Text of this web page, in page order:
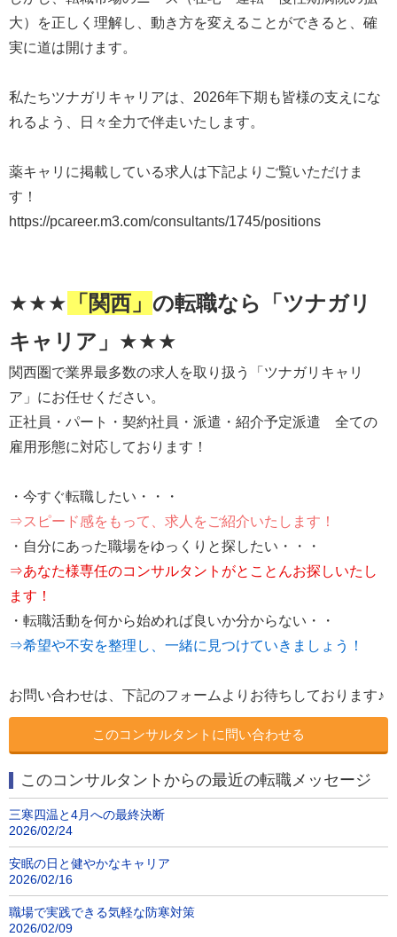
大）を正しく理解し、動き方を変えることができると、確
実に道は開けます。
私たちツナガリキャリアは、2026年下期も皆様の支えにな
れるよう、日々全力で伴走いたします。
薬キャリに掲載している求人は下記よりご覧いただけま
す！
https://pcareer.m3.com/consultants/1745/positions
★★★ 「関西」 の転職なら「ツナガリ
キャリア」 ★★★
関西圏で業界最多数の求人を取り扱う「ツナガリキャリ
ア」にお任せください。
正社員・パート・契約社員・派遣・紹介予定派遣 全ての
雇用形態に対応しております！
・今すぐ転職したい・・・
⇒スピード感をもって、求人をご紹介いたします！
・自分にあった職場をゆっくりと探したい・・・
⇒あなた様専任のコンサルタントがとことんお探しいたし
ます！
・転職活動を何から始めれば良いか分からない・・
⇒希望や不安を整理し、一緒に見つけていきましょう！
お問い合わせは、下記のフォームよりお待ちしております♪
このコンサルタントに問い合わせる
このコンサルタントからの最近の転職メッセージ
三寒四温と4月への最終決断
2026/02/24
安眠の日と健やかなキャリア
2026/02/16
職場で実践できる気軽な防寒対策
2026/02/09